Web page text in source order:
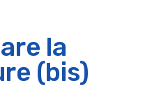
la
(bis)